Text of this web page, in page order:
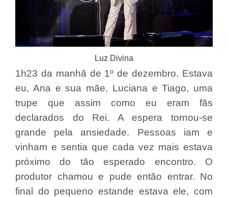
Luz Divina
1h23 da manhã de 1º de dezembro. Estava
eu, Ana e sua mãe, Luciana e Tiago, uma
trupe que assim como eu eram fãs
declarados do Rei. A espera tornou-se
grande pela ansiedade. Pessoas iam e
vinham e sentia que cada vez mais estava
próximo do tão esperado encontro. O
produtor chamou e pude então entrar. No
final do pequeno estande estava ele, com